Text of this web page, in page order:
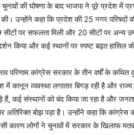
News Week
Magazine PRO
चुनावों की घोषणा के बाद भाजपा ने पूरे प्रदेश में
की। उन्होंने कहा कि प्रदेश की 25 नगर
पर सफलता मिली और 20 सीटों पर अन्य
किया और कई स्थानों पर स्पष्ट बढ़त हासिल
परिणाम कांग्रेस सरकार के तीन वर्षों के
में कानून व्यवस्था लगातार बिगड़ रही है और
हैं, कई संस्थानों को बंद किया जा रहा है और
अतिरिक्त बोझ पड़ा है। उन्होंने कहा कि कांग्रेस
कारण लोगों ने चुनावों में सरकार के खिलाफ